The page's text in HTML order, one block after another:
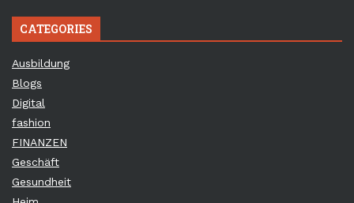
CATEGORIES
Ausbildung
Blogs
Digital
fashion
FINANZEN
Geschäft
Gesundheit